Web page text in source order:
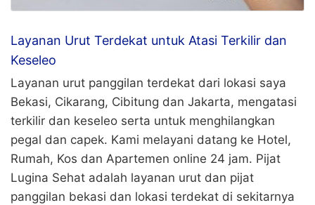
Layanan Urut Terdekat untuk Atasi Terkilir dan
Keseleo
Layanan urut panggilan terdekat dari lokasi saya
Bekasi, Cikarang, Cibitung dan Jakarta, mengatasi
terkilir dan keseleo serta untuk menghilangkan
pegal dan capek. Kami melayani datang ke Hotel,
Rumah, Kos dan Apartemen online 24 jam. Pijat
Lugina Sehat adalah layanan urut dan pijat
panggilan bekasi dan lokasi terdekat di sekitarnya